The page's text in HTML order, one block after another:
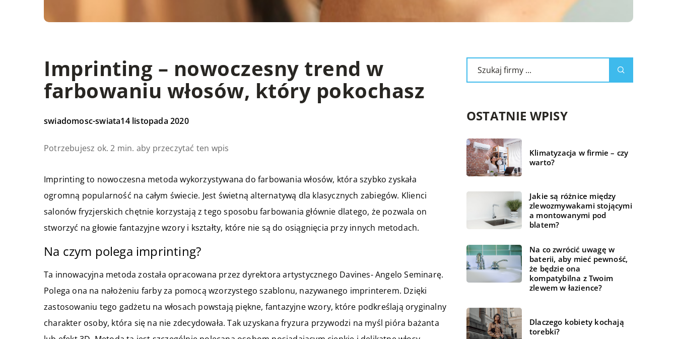
Imprinting – nowoczesny trend w
farbowaniu włosów, który pokochasz
swiadomosc-swiata14 listopada 2020
Potrzebujesz ok. 2 min. aby przeczytać ten wpis
Imprinting to nowoczesna metoda wykorzystywana do farbowania włosów, która szybko zyskała
ogromną popularność na całym świecie. Jest świetną alternatywą dla klasycznych zabiegów. Klienci
salonów fryzjerskich chętnie korzystają z tego sposobu farbowania głównie dlatego, że pozwala on
stworzyć na głowie fantazyjne wzory i kształty, które nie są do osiągnięcia przy innych metodach.
Na czym polega imprinting?
Ta innowacyjna metoda została opracowana przez dyrektora artystycznego Davines- Angelo Seminarę.
Polega ona na nałożeniu farby za pomocą wzorzystego szablonu, nazywanego imprinterem. Dzięki
zastosowaniu tego gadżetu na włosach powstają piękne, fantazyjne wzory, które podkreślają oryginalny
charakter osoby, która się na nie zdecydowała. Tak uzyskana fryzura przywodzi na myśl pióra bażanta
OSTATNIE WPISY
Klimatyzacja w firmie – czy
warto?
Jakie są różnice między
zlewozmywakami stojącymi
a montowanymi pod
blatem?
Na co zwrócić uwagę w
baterii, aby mieć pewność,
że będzie ona
kompatybilna z Twoim
zlewem w łazience?
Dlaczego kobiety kochają
torebki?